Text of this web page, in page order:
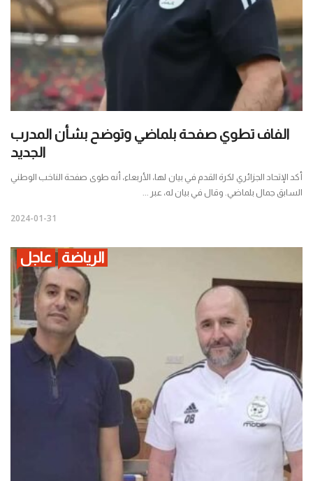
الفاف تطوي صفحة بلماضي وتوضح بشأن المدرب
الجديد
أكد الإتحاد الجزائري لكرة القدم في بيان لها، الأربعاء، أنه طوى صفحة الناخب الوطني
السابق جمال بلماضي. وقال في بيان له، عبر ...
2024-01-31
الرياضة عاجل